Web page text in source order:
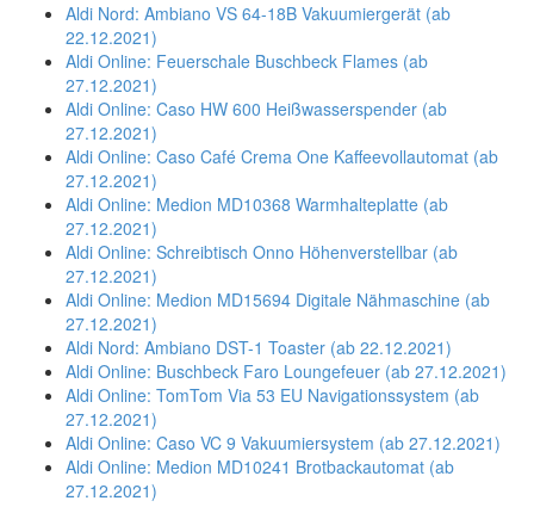
Aldi Nord: Ambiano VS 64-18B Vakuumiergerät (ab
22.12.2021)
Aldi Online: Feuerschale Buschbeck Flames (ab
27.12.2021)
Aldi Online: Caso HW 600 Heißwasserspender (ab
27.12.2021)
Aldi Online: Caso Café Crema One Kaffeevollautomat (ab
27.12.2021)
Aldi Online: Medion MD10368 Warmhalteplatte (ab
27.12.2021)
Aldi Online: Schreibtisch Onno Höhenverstellbar (ab
27.12.2021)
Aldi Online: Medion MD15694 Digitale Nähmaschine (ab
27.12.2021)
Aldi Nord: Ambiano DST-1 Toaster (ab 22.12.2021)
Aldi Online: Buschbeck Faro Loungefeuer (ab 27.12.2021)
Aldi Online: TomTom Via 53 EU Navigationssystem (ab
27.12.2021)
Aldi Online: Caso VC 9 Vakuumiersystem (ab 27.12.2021)
Aldi Online: Medion MD10241 Brotbackautomat (ab
27.12.2021)